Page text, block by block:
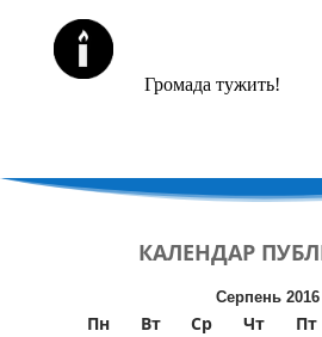
Громада тужить!
КАЛЕНДАР
Серпень 2016
Пн Вт Ср Чт Пт